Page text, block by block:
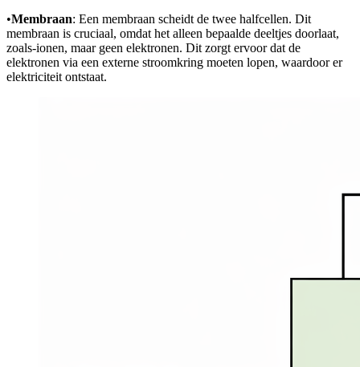
•Membraan: Een membraan scheidt de twee halfcellen. Dit
membraan is cruciaal, omdat het alleen bepaalde deeltjes doorlaat,
zoals-ionen, maar geen elektronen. Dit zorgt ervoor dat de
elektronen via een externe stroomkring moeten lopen, waardoor er
elektriciteit ontstaat.